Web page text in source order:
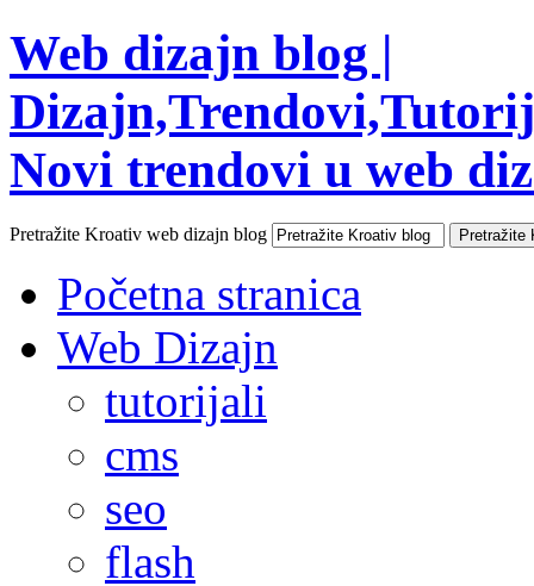
Web dizajn blog |
Novi trendovi u web
Pretražite Kroativ web dizajn blog
Početna stranica
Web Dizajn
tutorijali
cms
seo
flash